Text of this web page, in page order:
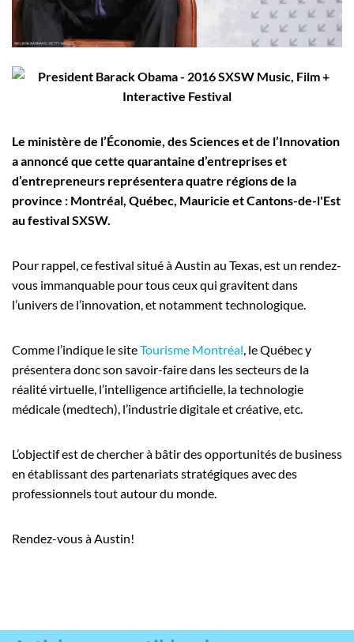
Le ministère de l’Économie, des Sciences et de l’Innovation
a annoncé que cette quarantaine d’entreprises et
d’entrepreneurs représentera quatre régions de la
province : Montréal, Québec, Mauricie et Cantons-de-l'Est
au festival SXSW.
Pour rappel, ce festival situé à Austin au Texas, est un rendez-
vous immanquable pour tous ceux qui gravitent dans
l’univers de l’innovation, et notamment technologique.
Comme l’indique le siteTourisme Montréal, le Québec y
présentera donc son savoir-faire dans les secteurs de la
réalité virtuelle, l’intelligence artificielle, la technologie
médicale (medtech), l’industrie digitale et créative, etc.
L’objectif est de chercher à bâtir des opportunités de business
en établissant des partenariats stratégiques avec des
professionnels tout autour du monde.
Rendez-vous à Austin!